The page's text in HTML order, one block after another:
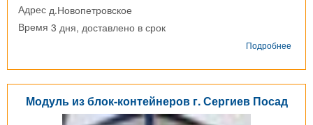
Адрес д.Новопетровское
Время 3 дня, доставлено в срок
Подробнее
Модуль из блок-контейнеров г. Сергиев Посад